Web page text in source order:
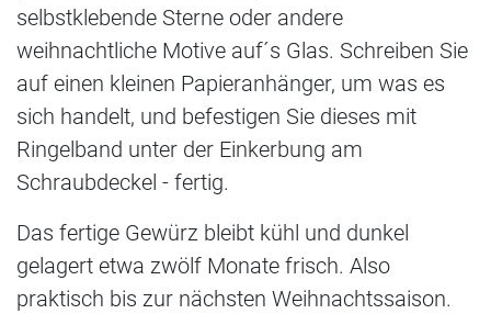
selbstklebende Sterne oder andere
weihnachtliche Motive auf´s Glas. Schreiben Sie
auf einen kleinen Papieranhänger, um was es
sich handelt, und befestigen Sie dieses mit
Ringelband unter der Einkerbung am
Schraubdeckel - fertig.
Das fertige Gewürz bleibt kühl und dunkel
gelagert etwa zwölf Monate frisch. Also
praktisch bis zur nächsten Weihnachtssaison.